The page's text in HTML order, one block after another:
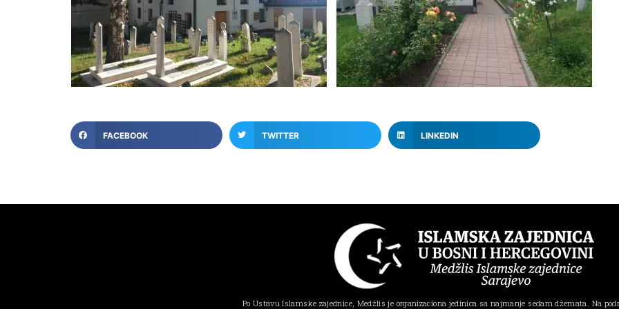
FACEBOOK TWITTER LINKEDIN
Po Ustavu Islamske zajednice, Medžlis je organizaciona jedinica sa najmanje sedam džemata. Na